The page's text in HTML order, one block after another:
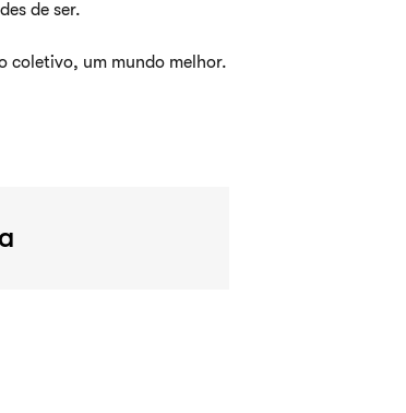
de ser.
coletivo, um mundo melhor.